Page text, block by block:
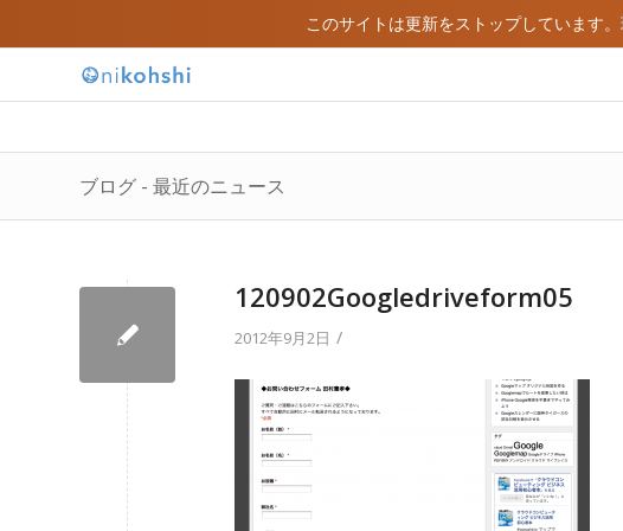
このサイトは更新をストップしています
ブログ - 最近のニュース
120902Googledriveform05
2012年9月2日 /